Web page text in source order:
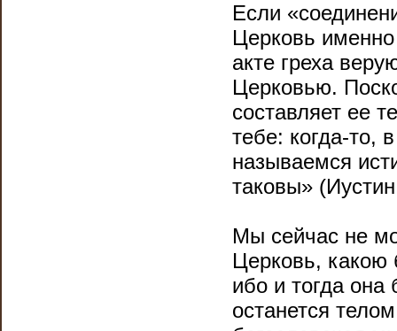
Если
Церковь
акте греха
Церковью.
составляет ее
тебе: когда-то,
называемся
таковы»
Мы сейчас не
Церковь, какою
ибо и тогда
останется